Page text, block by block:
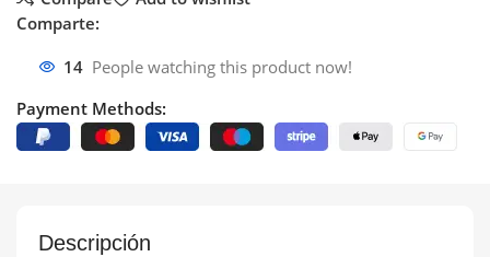
Comparte:
14 People watching this product now!
Payment Methods:
Descripción